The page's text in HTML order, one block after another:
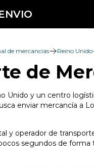
de mercancías Reino Unido
de
Unido y un centro
enviar mercancía a
y operador de
segundos de